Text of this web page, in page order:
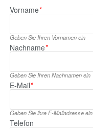
Vorname*
Geben Sie Ihren Vornamen ein
Nachname*
Geben Sie Ihren Nachnamen ein
E‑Mail*
Geben Sie ihre E‑Mailadresse ein
Telefon